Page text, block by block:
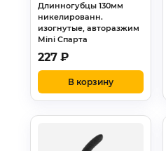
Длинногубцы 130мм
никелированн.
изогнутые, авторазжим
Mini Спарта
227 ₽
В корзину